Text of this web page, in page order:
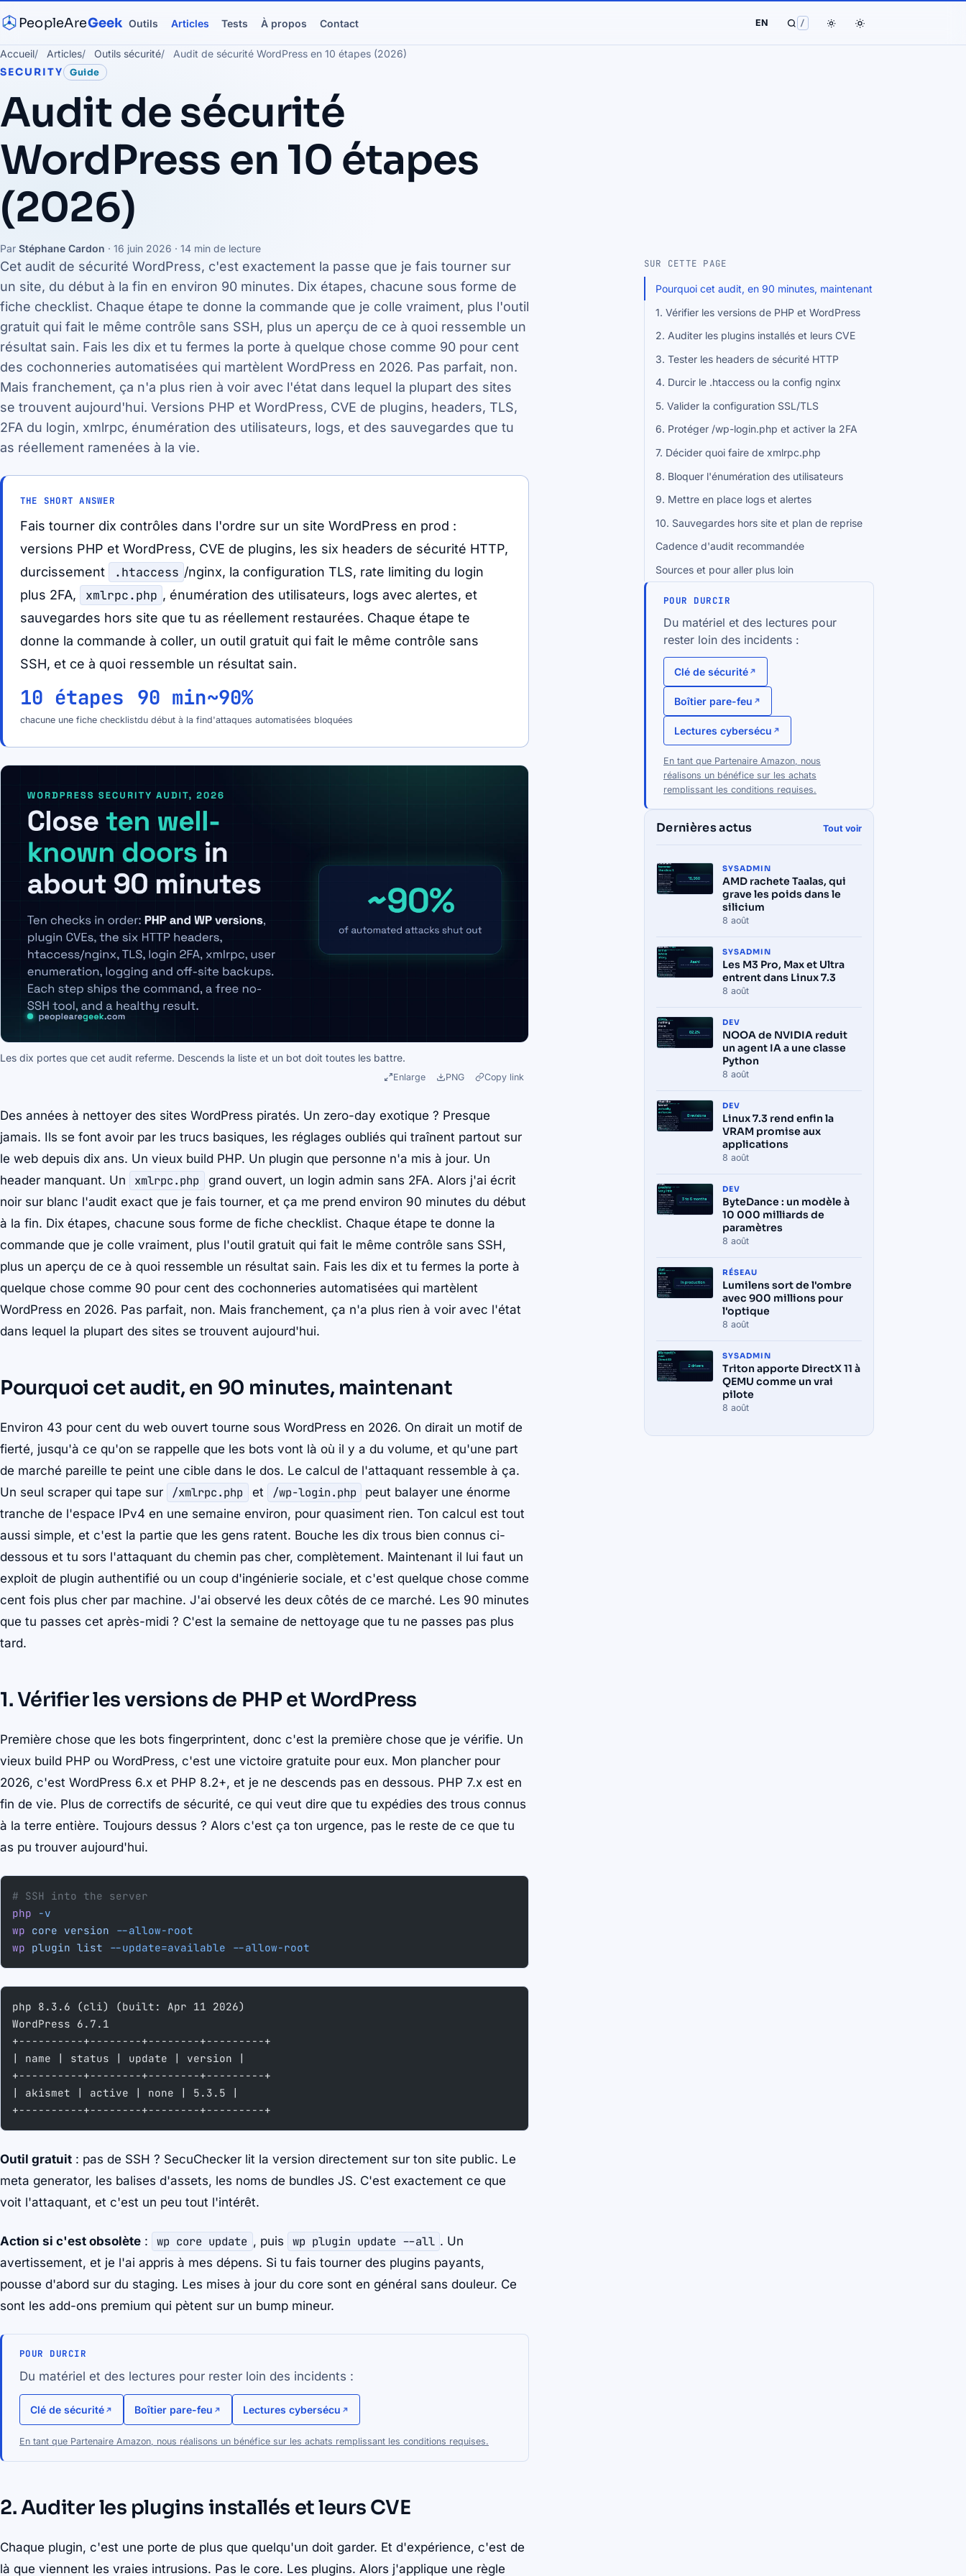
PeopleAreGeek Outils Articles Tests À propos Contact EN /
Accueil Articles Outils sécurité Audit de sécurité WordPress en 10 étapes (2026)
SECURITY Guide
Audit de sécurité
WordPress en 10 étapes
(2026)
Par Stéphane Cardon · 16 juin 2026 · 14 min de lecture
Cet audit de sécurité WordPress, c'est exactement la passe que je fais tourner sur
un site, du début à la fin en environ 90 minutes. Dix étapes, chacune sous forme de
fiche checklist. Chaque étape te donne la commande que je colle vraiment, plus l'outil
gratuit qui fait le même contrôle sans SSH, plus un aperçu de ce à quoi ressemble un
résultat sain. Fais les dix et tu fermes la porte à quelque chose comme 90 pour cent
des cochonneries automatisées qui martèlent WordPress en 2026. Pas parfait, non.
Mais franchement, ça n'a plus rien à voir avec l'état dans lequel la plupart des sites
se trouvent aujourd'hui. Versions PHP et WordPress, CVE de plugins, headers, TLS,
2FA du login, xmlrpc, énumération des utilisateurs, logs, et des sauvegardes que tu
as réellement ramenées à la vie.
THE SHORT ANSWER
Fais tourner dix contrôles dans l'ordre sur un site WordPress en prod :
versions PHP et WordPress, CVE de plugins, les six headers de sécurité HTTP,
durcissement
.htaccess /nginx, la configuration TLS, rate limiting du login
plus 2FA,
xmlrpc.php , énumération des utilisateurs, logs avec alertes, et
sauvegardes hors site que tu as réellement restaurées. Chaque étape te
donne la commande à coller, un outil gratuit qui fait le même contrôle sans
SSH, et ce à quoi ressemble un résultat sain.
10 étapes
chacune une fiche checklist
90 min
du début à la fin
~90%
d'attaques automatisées bloquées
Les dix portes que cet audit referme. Descends la liste et un bot doit toutes les battre.
Enlarge PNG Copy link
Des années à nettoyer des sites WordPress piratés. Un zero-day exotique ? Presque
jamais. Ils se font avoir par les trucs basiques, les réglages oubliés qui traînent partout sur
le web depuis dix ans. Un vieux build PHP. Un plugin que personne n'a mis à jour. Un
header manquant. Un
xmlrpc.php
grand ouvert, un login admin sans 2FA. Alors j'ai écrit
noir sur blanc l'audit exact que je fais tourner, et ça me prend environ 90 minutes du début
à la fin. Dix étapes, chacune sous forme de fiche checklist. Chaque étape te donne la
commande que je colle vraiment, plus l'outil gratuit qui fait le même contrôle sans SSH,
plus un aperçu de ce à quoi ressemble un résultat sain. Fais les dix et tu fermes la porte à
quelque chose comme 90 pour cent des cochonneries automatisées qui martèlent
WordPress en 2026. Pas parfait, non. Mais franchement, ça n'a plus rien à voir avec l'état
dans lequel la plupart des sites se trouvent aujourd'hui.
Pourquoi cet audit, en 90 minutes, maintenant
Environ 43 pour cent du web ouvert tourne sous WordPress en 2026. On dirait un motif de
fierté, jusqu'à ce qu'on se rappelle que les bots vont là où il y a du volume, et qu'une part
de marché pareille te peint une cible dans le dos. Le calcul de l'attaquant ressemble à ça.
Un seul scraper qui tape sur
/xmlrpc.php et /wp-login.php
peut balayer une énorme
tranche de l'espace IPv4 en une semaine environ, pour quasiment rien. Ton calcul est tout
aussi simple, et c'est la partie que les gens ratent. Bouche les dix trous bien connus ci-
dessous et tu sors l'attaquant du chemin pas cher, complètement. Maintenant il lui faut un
exploit de plugin authentifié ou un coup d'ingénierie sociale, et c'est quelque chose comme
cent fois plus cher par machine. J'ai observé les deux côtés de ce marché. Les 90 minutes
que tu passes cet après-midi ? C'est la semaine de nettoyage que tu ne passes pas plus
tard.
1. Vérifier les versions de PHP et WordPress
Première chose que les bots fingerprintent, donc c'est la première chose que je vérifie. Un
vieux build PHP ou WordPress, c'est une victoire gratuite pour eux. Mon plancher pour
2026, c'est WordPress 6.x et PHP 8.2+, et je ne descends pas en dessous. PHP 7.x est en
fin de vie. Plus de correctifs de sécurité, ce qui veut dire que tu expédies des trous connus
à la terre entière. Toujours dessus ? Alors c'est ça ton urgence, pas le reste de ce que tu
as pu trouver aujourd'hui.
# SSH into the server
php -v
wp core version --allow-root
wp plugin list --update=available --allow-root
php 8.3.6 (cli) (built: Apr 11 2026)
WordPress 6.7.1
+----------+--------+--------+---------+
| name | status | update | version |
+----------+--------+--------+---------+
| akismet | active | none | 5.3.5 |
+----------+--------+--------+---------+
Outil gratuit : pas de SSH ? SecuChecker lit la version directement sur ton site public. Le
meta generator, les balises d'assets, les noms de bundles JS. C'est exactement ce que
voit l'attaquant, et c'est un peu tout l'intérêt.
Action si c'est obsolète : wp core update , puis wp plugin update --all . Un
avertissement, et je l'ai appris à mes dépens. Si tu fais tourner des plugins payants,
pousse d'abord sur du staging. Les mises à jour du core sont en général sans douleur. Ce
sont les add-ons premium qui pètent sur un bump mineur.
POUR DURCIR
Du matériel et des lectures pour rester loin des incidents :
Clé de sécurité Boîtier pare-feu Lectures cybersécu
En tant que Partenaire Amazon, nous réalisons un bénéfice sur les achats remplissant les conditions requises.
2. Auditer les plugins installés et leurs CVE
Chaque plugin, c'est une porte de plus que quelqu'un doit garder. Et d'expérience, c'est de
là que viennent les vraies intrusions. Pas le core. Les plugins. Alors j'applique une règle
SUR CETTE PAGE
Pourquoi cet audit, en 90 minutes, maintenant
1. Vérifier les versions de PHP et WordPress
2. Auditer les plugins installés et leurs CVE
3. Tester les headers de sécurité HTTP
4. Durcir le .htaccess ou la config nginx
5. Valider la configuration SSL/TLS
6. Protéger /wp-login.php et activer la 2FA
7. Décider quoi faire de xmlrpc.php
8. Bloquer l'énumération des utilisateurs
9. Mettre en place logs et alertes
10. Sauvegardes hors site et plan de reprise
Cadence d'audit recommandée
Sources et pour aller plus loin
POUR DURCIR
Du matériel et des lectures pour
rester loin des incidents :
Clé de sécurité
Boîtier pare-feu
Lectures cybersécu
En tant que Partenaire Amazon, nous
réalisons un bénéfice sur les achats
remplissant les conditions requises.
Dernières actus Tout voir
SYSADMIN
AMD rachete Taalas, qui
grave les poids dans le
silicium
8 août
SYSADMIN
Les M3 Pro, Max et Ultra
entrent dans Linux 7.3
8 août
DEV
NOOA de NVIDIA reduit
un agent IA a une classe
Python
8 août
DEV
Linux 7.3 rend enfin la
VRAM promise aux
applications
8 août
DEV
ByteDance : un modèle à
10 000 milliards de
paramètres
8 août
RÉSEAU
Lumilens sort de l'ombre
avec 900 millions pour
l'optique
8 août
SYSADMIN
Triton apporte DirectX 11 à
QEMU comme un vrai
pilote
8 août